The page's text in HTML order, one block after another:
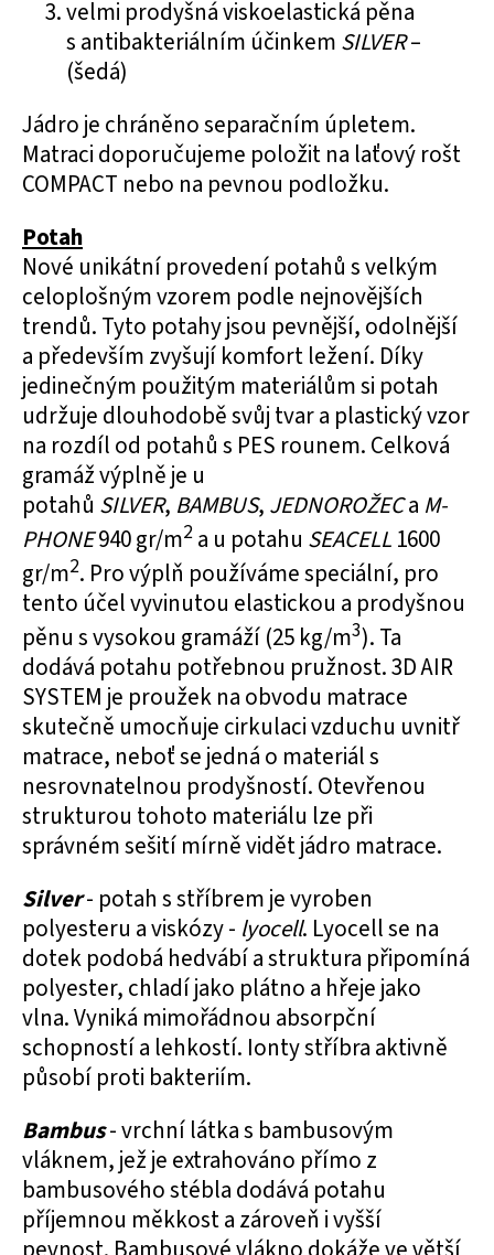
velmi prodyšnáviskoelastická pěna
s antibakteriálním účinkem SILVER–
(šedá)
Jádro je chráněno separačním úpletem.
Matraci doporučujeme položit na laťový rošt
COMPACT nebo na pevnou podložku.
Potah
Nové unikátní provedení potahů s velkým
celoplošným vzorem podle nejnovějších
trendů. Tyto potahy jsou pevnější, odolnější
a především zvyšují komfort ležení. Díky
jedinečným použitým materiálům si potah
udržuje dlouhodobě svůj tvar a plastický vzor
na rozdíl od potahů s PES rounem. Celková
gramáž výplně je u
potahů SILVER, BAMBUS, JEDNOROŽECa M-
PHONE940 gr/m2 a u potahu SEACELL 1600
gr/m2. Pro výplň používáme speciální, pro
tento účel vyvinutou elastickou a prodyšnou
pěnu s vysokou gramáží (25 kg/m3). Ta
dodává potahu potřebnou pružnost. 3D AIR
SYSTEM je proužek na obvodu matrace
skutečně umocňuje cirkulaci vzduchu uvnitř
matrace, neboť se jedná o materiál s
nesrovnatelnou prodyšností. Otevřenou
strukturou tohoto materiálu lze při
správném sešití mírně vidět jádro matrace.
Silver- potah s stříbrem je vyroben
polyesteru a viskózy - lyocell. Lyocell se na
dotek podobá hedvábí a struktura připomíná
polyester, chladí jako plátno a hřeje jako
vlna. Vyniká mimořádnou absorpční
schopností a lehkostí. Ionty stříbra aktivně
působí proti bakteriím.
Bambus- vrchní látka s bambusovým
vláknem, jež je extrahováno přímo z
bambusového stébla dodává potahu
příjemnou měkkost a zároveň i vyšší